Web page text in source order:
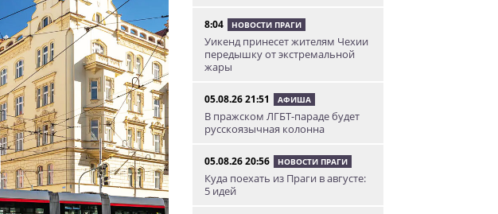
8:04 НОВОСТИ ПРАГИ
Уикенд принесет жителям Чехии
передышку от экстремальной
жары
05.08.26 21:51 АФИША
В пражском ЛГБТ-параде будет
русскоязычная колонна
05.08.26 20:56 НОВОСТИ ПРАГИ
Куда поехать из Праги в августе:
5 идей